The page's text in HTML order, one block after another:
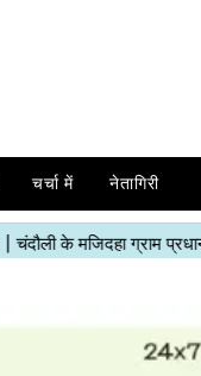
चर्चा में नेतागिरी